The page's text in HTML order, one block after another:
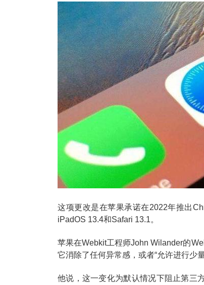
这项更改是在苹果承诺在2022年推出
iPadOS 13.4和Safari 13.1。
苹果在Webkit工程师John Wilander的
它消除了任何异常感，或者“允许进行少量
他说，这一变化为默认情况下阻止第三